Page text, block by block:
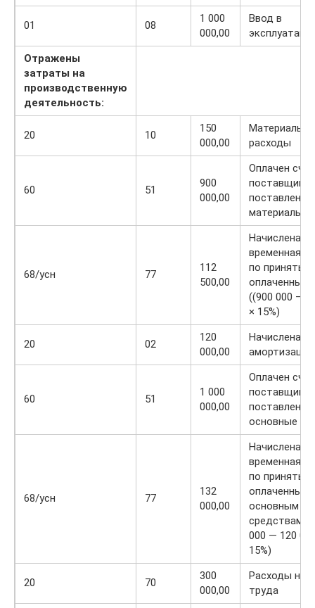
01 08
1 000
000,00
Ввод в
Отражены
затраты на
производственную
деятельность:
20 10
150
000,00
расходы
60 51
900
000,00
Оплачен счет
материалы
68/усн 77
112
500,00
Начислена
временная
по принятым
((900 000 —
× 15%)
20 02
120
000,00
Начислена
амортизация
60 51
1 000
000,00
Оплачен счет
основные
68/усн 77
132
000,00
Начислена
временная
по принятым
оплаченным
основным
средствам
000 — 120
15%)
20 70
300
000,00
Расходы на
труда